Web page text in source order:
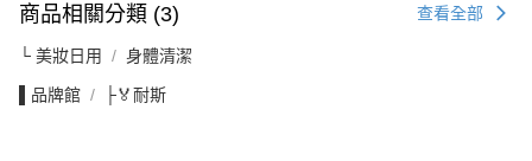
商品相關分類 (3) 查看全部
└ 美妝日用 身體清潔
▌品牌館 ├🏅耐斯